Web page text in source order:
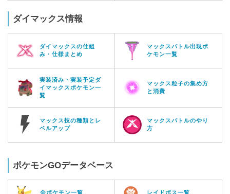
ダイマックス情報
ダイマックスの仕組
み・仕様まとめ
マックスバトル出現ポ
ケモン一覧
実装済み・実装予定ダ
イマックスポケモン一
覧
マックス粒子の集め方
と消費
マックス技の種類とレ
ベルアップ
マックスバトルのやり
方
ポケモンGOデータベース
全ポケモン一覧 レイドボス一覧